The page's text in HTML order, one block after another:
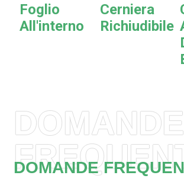
Foglio
All'interno
Cerniera
Richiudibile
DOMANDE
DOMANDE